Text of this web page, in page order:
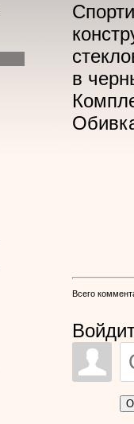
в
Всего